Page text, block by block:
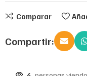
Comparar
Compartir: